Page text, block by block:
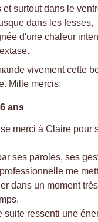
et surtout dans le
dans les fesses,
d'une chaleur
vivement cette
Mille mercis.
ans
merci à Claire pour
ses paroles, ses
me
dans un moment
suite ressenti une